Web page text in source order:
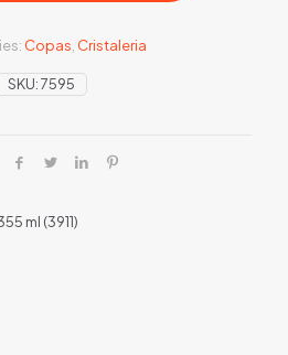
SKU:7595
Copas Cristaleria
ml (3911)